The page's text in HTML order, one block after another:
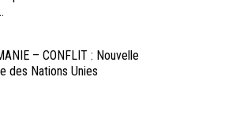
– CONFLIT : Nouvelle
des Nations Unies